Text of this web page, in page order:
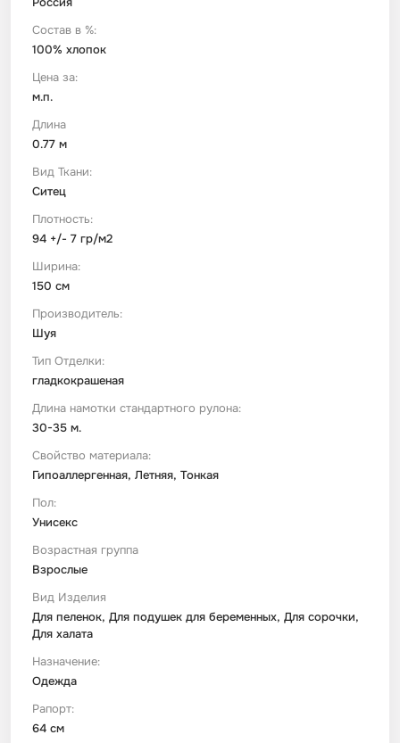
Состав в %:
100% хлопок
Цена за:
м.п.
Длина
0.77 м
Вид Ткани:
Ситец
Плотность:
94 +/- 7 гр/м2
Ширина:
150 см
Производитель:
Шуя
Тип Отделки:
гладкокрашеная
Длина намотки стандартного рулона:
30-35 м.
Свойство материала:
Гипоаллергенная, Летняя, Тонкая
Пол:
Унисекс
Возрастная группа
Взрослые
Вид Изделия
Для пеленок, Для подушек для беременных, Для сорочки,
Для халата
Назначение:
Одежда
Рапорт:
64 см
Футер
Шелк Армани
Штапель
Имитации материалов